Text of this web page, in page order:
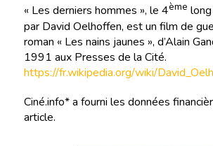
« Les derniers hommes », le 4ème
par David Oelhoffen, est un film de
roman « Les nains jaunes », d’Alain
1991 aux Presses de la Cité.
https://fr.wikipedia.org/wiki/
Ciné.info* a fourni les données
article.